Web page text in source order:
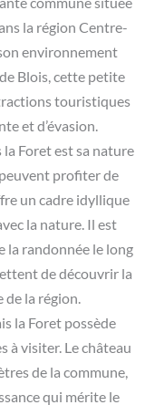
la région Centre-
environnement
Blois, cette petite
touristiques
et d’évasion.
la Foret est sa nature
profiter de
un cadre idyllique
la nature. Il est
la randonnée le long
de découvrir la
de la région.
la Foret possède
à visiter. Le château
de la commune,
qui mérite le